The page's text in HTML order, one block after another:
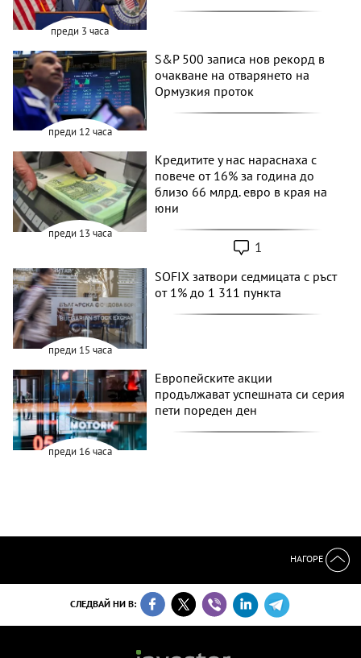
преди 3 часа
преди 12 часа
S&P 500 записа нов рекорд в
очакване на отварянето на
Ормузкия проток
преди 13 часа
Кредитите у нас нараснаха с
повече от 16% за година до
близо 66 млрд. евро в края на
юни
1
преди 15 часа
SOFIX затвори седмицата с ръст
от 1% до 1 311 пункта
преди 16 часа
Европейските акции
продължават успешната си серия
пети пореден ден
НАГОРЕ
СЛЕДВАЙ НИ В: